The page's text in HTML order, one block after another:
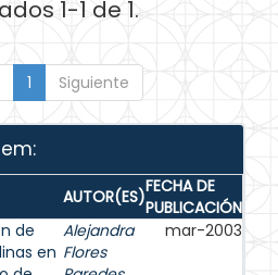
1-1 de 1.
1 Siguiente
AUTOR(ES)FECHA DE
PUBLICACIÓN
de
en
Alejandra
Flores
mar-2003